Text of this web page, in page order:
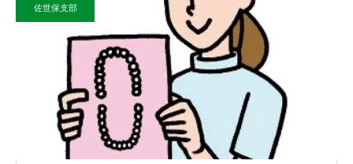
佐世保支部